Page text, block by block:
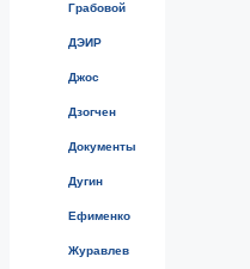
Грабовой
ДЭИР
Джос
Дзогчен
Документы
Дугин
Ефименко
Журавлев